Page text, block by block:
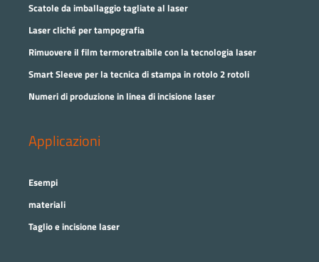
Scatole da imballaggio tagliate al laser
Laser cliché per tampografia
Rimuovere il film termoretraibile con la tecnologia laser
Smart Sleeve per la tecnica di stampa in rotolo 2 rotoli
Numeri di produzione in linea di incisione laser
Applicazioni
Esempi
materiali
Taglio e incisione laser